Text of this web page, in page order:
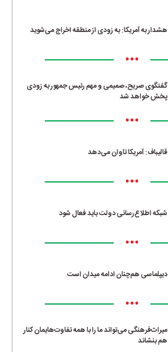
هشدار به آمریکا: به زودی از منطقه اخراج می‌شوید
•••
گفتگوی صریح، صمیمی و مهم رئیس جمهور به زودی
پخش خواهد شد
•••
قالیباف: آمریکا تاوان می‌دهد
•••
شبکه اطلاع‌رسانی دولت باید فعال شود
•••
دیپلماسی هم‌چنان ادامه میدان است
•••
میراث‌فرهنگی می‌تواند ما را با همه تفاوت‌هایمان کنار
هم بنشاند